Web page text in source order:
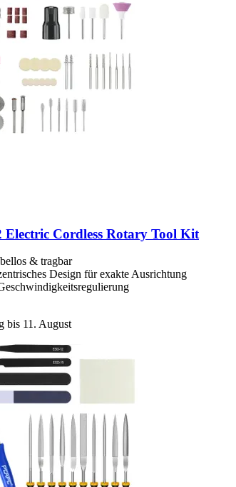
Electric Cordless Rotary Tool Kit
& tragbar
Design für exakte Ausrichtung
bis 11. August